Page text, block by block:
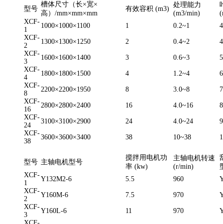
型号
槽体尺寸（长×宽×
高）/mm×mm×mm
有效容积 (m3)
处理能力
(m3/min)
XCF-
1
1000×1000×1100 1 0.2~1
XCF-
2
1300×1300×1250 2 0.4~2
XCF-
3
1600×1600×1400 3 0.6~3
XCF-
4
1800×1800×1500 4 1.2~4
XCF-
8
2200×2200×1950 8 3.0~8
XCF-
16
2800×2800×2400 16 4.0~16
XCF-
24
3100×3100×2900 24 4.0~24
XCF-
38
3600×3600×3400 38 10~38
型号 主轴电机型号
搅拌用电机功
率 (kw)
主轴电机转速
(r/min)
XCF-
1
Y132M2-6 5.5 960
XCF-
2
Y160M-6 7.5 970
XCF-
3
Y160L-6 11 970